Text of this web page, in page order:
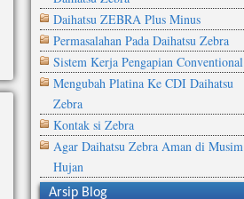
Daihatsu ZEBRA Plus Minus
Permasalahan Pada Daihatsu Zebra
Sistem Kerja Pengapian Conventional
Mengubah Platina Ke CDI Daihatsu
Zebra
Kontak si Zebra
Agar Daihatsu Zebra Aman di Musim
Hujan
Arsip Blog